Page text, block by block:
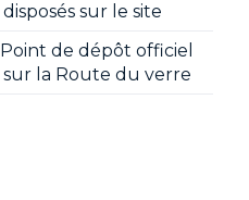
disposés sur le site
Point de dépôt officiel
sur la Route du verre